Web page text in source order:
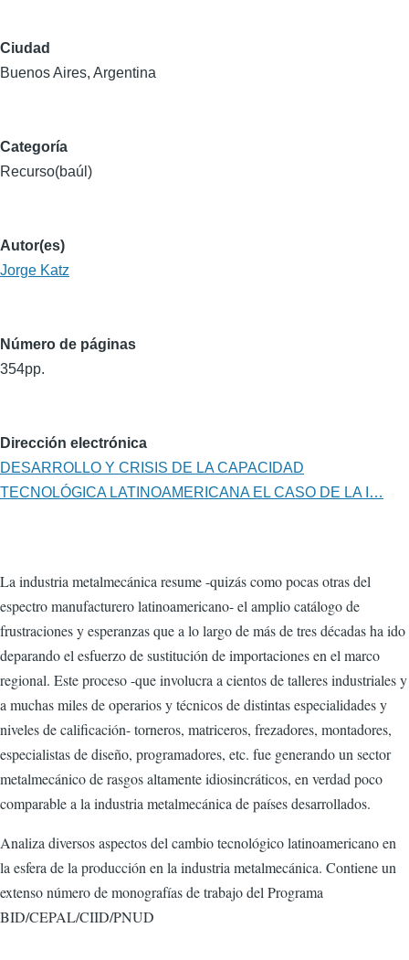
Ciudad
Buenos Aires, Argentina
Categoría
Recurso(baúl)
Autor(es)
Jorge Katz
Número de páginas
354pp.
Dirección electrónica
DESARROLLO Y CRISIS DE LA CAPACIDAD
TECNOLÓGICA LATINOAMERICANA EL CASO DE LA I…
La industria metalmecánica resume -quizás como pocas otras del
espectro manufacturero latinoamericano- el amplio catálogo de
frustraciones y esperanzas que a lo largo de más de tres décadas ha ido
deparando el esfuerzo de sustitución de importaciones en el marco
regional. Este proceso -que involucra a cientos de talleres industriales y
a muchas miles de operarios y técnicos de distintas especialidades y
niveles de calificación- torneros, matriceros, frezadores, montadores,
especialistas de diseño, programadores, etc. fue generando un sector
metalmecánico de rasgos altamente idiosincráticos, en verdad poco
comparable a la industria metalmecánica de países desarrollados.
Analiza diversos aspectos del cambio tecnológico latinoamericano en
la esfera de la producción en la industria metalmecánica. Contiene un
extenso número de monografías de trabajo del Programa
BID/CEPAL/CIID/PNUD